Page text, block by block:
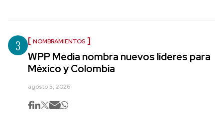
3 NOMBRAMIENTOS
WPP Media nombra nuevos líderes para
México y Colombia
agosto 5, 2026